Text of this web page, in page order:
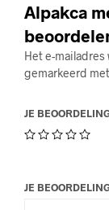
Alpakca
Het e-
gemarkeerd met
JE
JE